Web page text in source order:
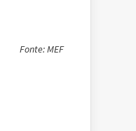
Fonte: MEF